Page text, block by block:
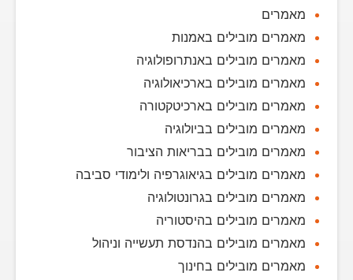
מאמרים
מאמרים מובילים באמנות
מאמרים מובילים באנתרופולוגיה
מאמרים מובילים בארכיאולוגיה
מאמרים מובילים בארכיטקטורה
מאמרים מובילים בביולוגיה
מאמרים מובילים בבריאות הציבור
מאמרים מובילים בגיאוגרפיה ולימודי סביבה
מאמרים מובילים בגרונטולוגיה
מאמרים מובילים בהיסטוריה
מאמרים מובילים בהנדסת תעשייה וניהול
מאמרים מובילים בחינוך